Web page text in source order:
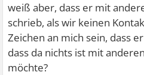
weiß aber, dass er mit
schrieb, als wir keinen
Zeichen an mich sein, dass
dass da nichts ist mit
möchte?